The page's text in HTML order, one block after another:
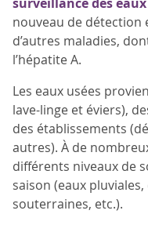
nouveau de détection
d’autres maladies,
l’hépatite A.
Les eaux usées
lave-linge et éviers),
des établissements
autres). À de
différents niveaux de
saison (eaux
souterraines, etc.).